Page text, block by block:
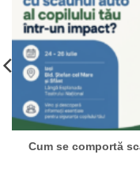
Cum se comportă